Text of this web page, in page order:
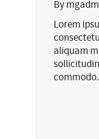
By
Lorem
aliquam